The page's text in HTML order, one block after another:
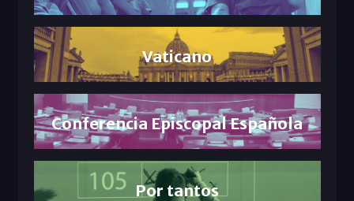
Vaticano
Conferencia Episcopal Española
Por tantos